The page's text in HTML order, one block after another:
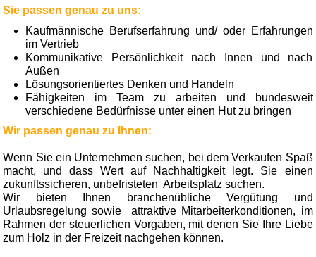
Sie passen genau zu uns:
Kaufmännische Berufserfahrung und/ oder Erfahrungen
im Vertrieb
Kommunikative Persönlichkeit nach Innen und nach
Außen
Lösungsorientiertes Denken und Handeln
Fähigkeiten im Team zu arbeiten und bundesweit
verschiedene Bedürfnisse unter einen Hut zu bringen
Wir passen genau zu Ihnen:
Wenn Sie ein Unternehmen suchen, bei dem Verkaufen Spaß
macht, und dass Wert auf Nachhaltigkeit legt. Sie einen
zukunftssicheren, unbefristeten Arbeitsplatz suchen.
Wir bieten Ihnen branchenübliche Vergütung und
Urlaubsregelung sowie attraktive Mitarbeiterkonditionen, im
Rahmen der steuerlichen Vorgaben, mit denen Sie Ihre Liebe
zum Holz in der Freizeit nachgehen können.